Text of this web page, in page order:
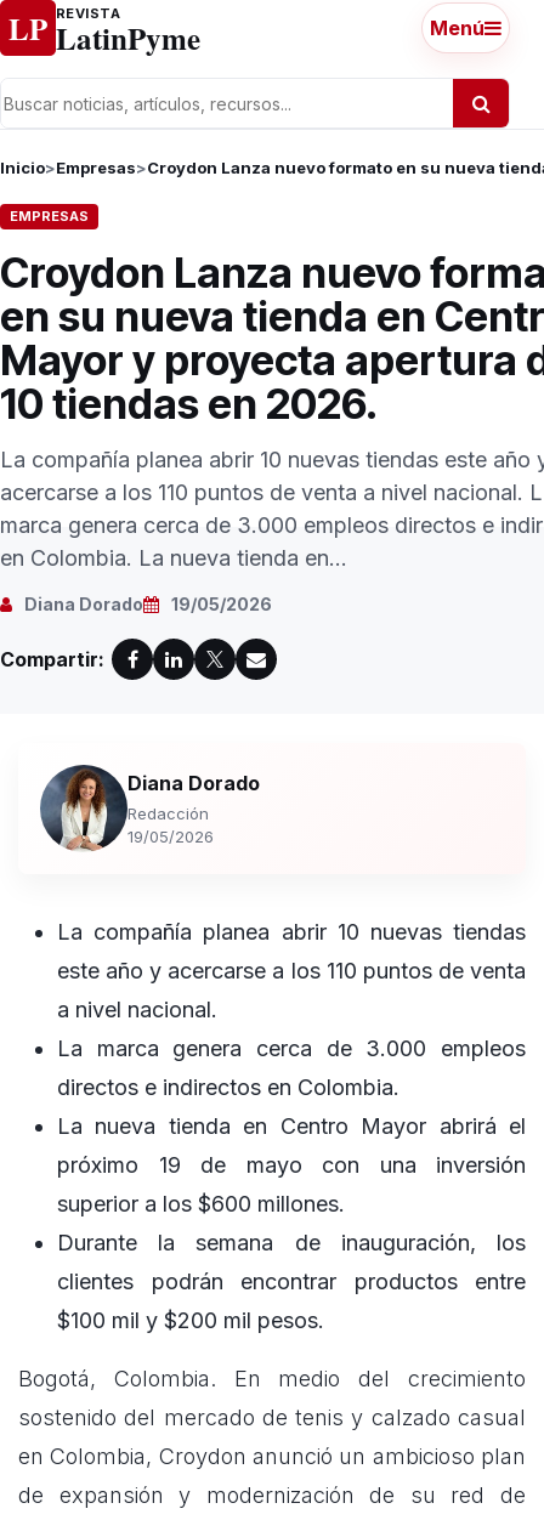
Ir al contenido
LP REVISTA
LatinPyme Menú
Inicio>Empresas>Croydon Lanza nuevo formato en su nueva
EMPRESAS
Croydon Lanza nuevo
en su nueva tienda en
Mayor y proyecta apertura
10 tiendas en 2026.
La compañía planea abrir 10 nuevas tiendas este año
acercarse a los 110 puntos de venta a nivel nacional.
marca genera cerca de 3.000 empleos directos e
en Colombia. La nueva tienda en...
Diana Dorado 19/05/2026
Compartir:
Diana Dorado
Redacción
19/05/2026
La compañía planea abrir 10 nuevas tiendas
este año y acercarse a los 110 puntos de venta
a nivel nacional.
La marca genera cerca de 3.000 empleos
directos e indirectos en Colombia.
La nueva tienda en Centro Mayor abrirá el
próximo 19 de mayo con una inversión
superior a los $600 millones.
Durante la semana de inauguración, los
clientes podrán encontrar productos entre
$100 mil y $200 mil pesos.
Bogotá, Colombia. En medio del crecimiento
sostenido del mercado de tenis y calzado casual
en Colombia, Croydon anunció un ambicioso plan
de expansión y modernización de su red de